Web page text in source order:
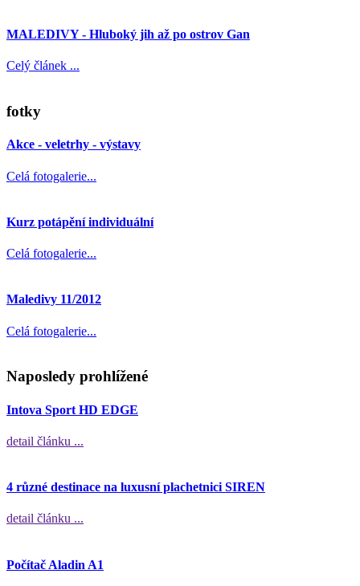
MALEDIVY - Hluboký jih až po ostrov Gan
Celý článek ...
fotky
Akce - veletrhy - výstavy
Celá fotogalerie...
Kurz potápění individuální
Celá fotogalerie...
Maledivy 11/2012
Celá fotogalerie...
Naposledy prohlížené
Intova Sport HD EDGE
detail článku ...
4 různé destinace na luxusní plachetnici SIREN
detail článku ...
Počítač Aladin A1